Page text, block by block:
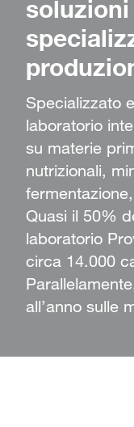
Specializzato
laboratorio
su materie
nutrizionali,
Quasi il 50%
laboratorio
circa 14.000
all’anno sulle